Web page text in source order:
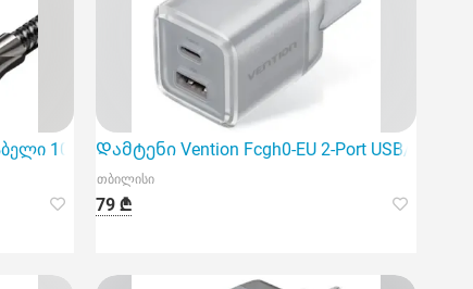
10მ შავი ფერის არის იდეალური არჩევანი
Დამტენი Vention Fcgh0-EU 2-Port USB/USB-C
თბილისი
79 ₾